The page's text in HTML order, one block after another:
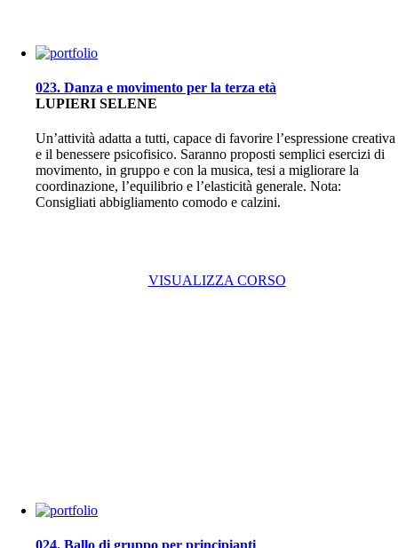
023. Danza e movimento per la terza età
LUPIERI SELENE
Un’attività adatta a tutti, capace di favorire l’espressione creativa
e il benessere psicofisico. Saranno proposti semplici esercizi di
movimento, in gruppo e con la musica, tesi a migliorare la
coordinazione, l’equilibrio e l’elasticità generale. Nota:
Consigliati abbigliamento comodo e calzini.
VISUALIZZA CORSO